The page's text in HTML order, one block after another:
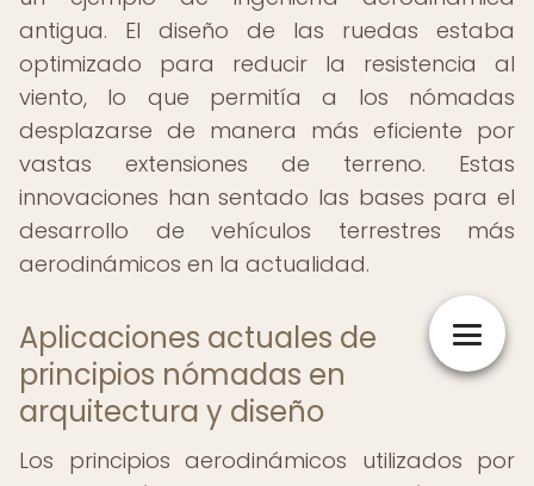
antigua. El diseño de las ruedas estaba
optimizado para reducir la resistencia al
viento, lo que permitía a los nómadas
desplazarse de manera más eficiente por
vastas extensiones de terreno. Estas
innovaciones han sentado las bases para el
desarrollo de vehículos terrestres más
aerodinámicos en la actualidad.
Aplicaciones actuales de
principios nómadas en
arquitectura y diseño
Los principios aerodinámicos utilizados por